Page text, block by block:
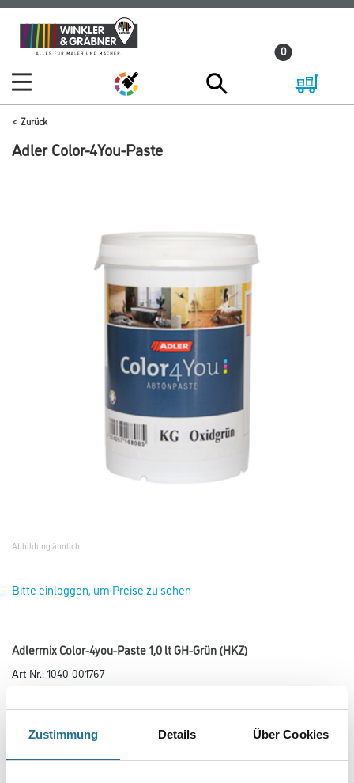
Zustimmung Details Über Cookies
Zum
Inhalt
Zum
Navigationsmenü
0
Zurück
Adler Color-4You-Paste
Abbildung ähnlich
Bitte einloggen, um Preise zu sehen
Adlermix Color-4you-Paste 1,0 lt GH-Grün (HKZ)
Art-Nr.:1040-001767
Farbtonbezeichnung